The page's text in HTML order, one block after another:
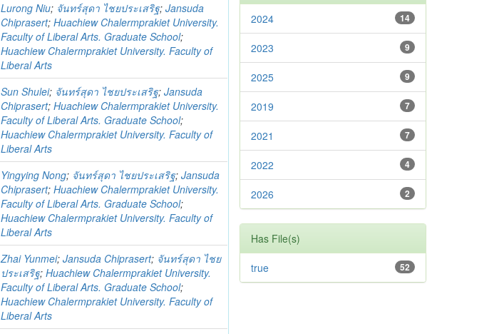
Lurong Niu; จันทร์สุดา ไชยประเสริฐ;Jansuda
Chiprasert;Huachiew Chalermprakiet University.
Faculty of Liberal Arts. Graduate School;
Huachiew Chalermprakiet University. Faculty of
Liberal Arts
Sun Shulei; จันทร์สุดา ไชยประเสริฐ;Jansuda
Chiprasert;Huachiew Chalermprakiet University.
Faculty of Liberal Arts. Graduate School;
Huachiew Chalermprakiet University. Faculty of
Liberal Arts
Yingying Nong; จันทร์สุดา ไชยประเสริฐ;Jansuda
Chiprasert;Huachiew Chalermprakiet University.
Faculty of Liberal Arts. Graduate School;
Huachiew Chalermprakiet University. Faculty of
Liberal Arts
Zhai Yunmei;Jansuda Chiprasert; จันทร์สุดา ไชย
ประเสริฐ;Huachiew Chalermprakiet University.
Faculty of Liberal Arts. Graduate School;
Huachiew Chalermprakiet University. Faculty of
Liberal Arts
14
2024
9
2023
9
2025
7
2019
7
2021
4
2022
2
2026
Has File(s)
52
true